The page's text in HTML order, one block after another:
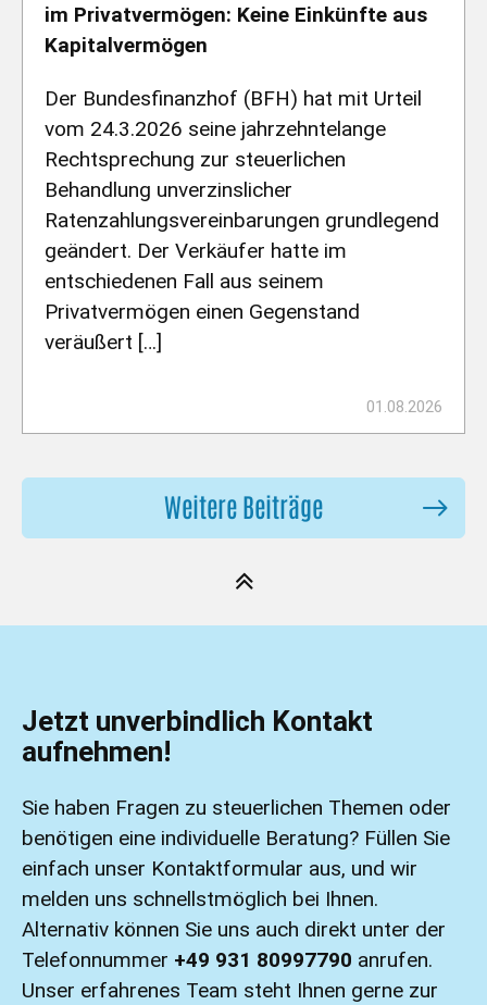
im Privatvermögen: Keine Einkünfte aus
Kapitalvermögen
Der Bundesfinanzhof (BFH) hat mit Urteil
vom 24.3.2026 seine jahrzehntelange
Rechtsprechung zur steuerlichen
Behandlung unverzinslicher
Ratenzahlungsvereinbarungen grundlegend
geändert. Der Verkäufer hatte im
entschiedenen Fall aus seinem
Privatvermögen einen Gegenstand
veräußert […]
01.08.2026
Weitere Beiträge
Jetzt unverbindlich Kontakt
aufnehmen!
Sie haben Fragen zu steuerlichen Themen oder
benötigen eine individuelle Beratung? Füllen Sie
einfach unser Kontaktformular aus, und wir
melden uns schnellstmöglich bei Ihnen.
Alternativ können Sie uns auch direkt unter der
Telefonnummer +49 931 80997790 anrufen.
Unser erfahrenes Team steht Ihnen gerne zur